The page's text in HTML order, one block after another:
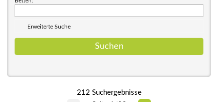
Erweiterte Suche
212 Suchergebnisse